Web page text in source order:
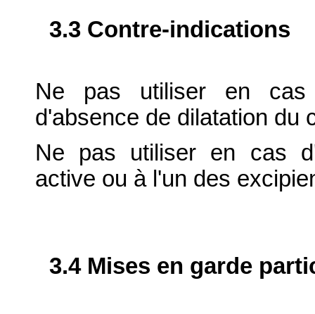
3.3 Contre-indications
Ne pas utiliser en cas
d'absence de dilatation du
Ne pas utiliser en cas
active ou à l'un des
3.4 Mises en garde